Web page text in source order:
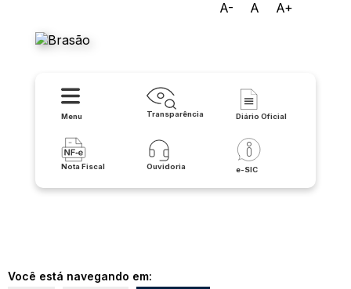
A- A A+
Menu Transparência Diário Oficial
Nota Fiscal Ouvidoria e-SIC
Você está navegando em: